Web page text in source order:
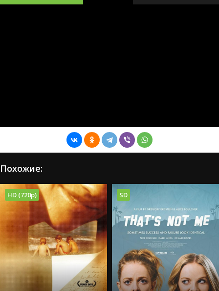
Похожие:
HD (720p) SD